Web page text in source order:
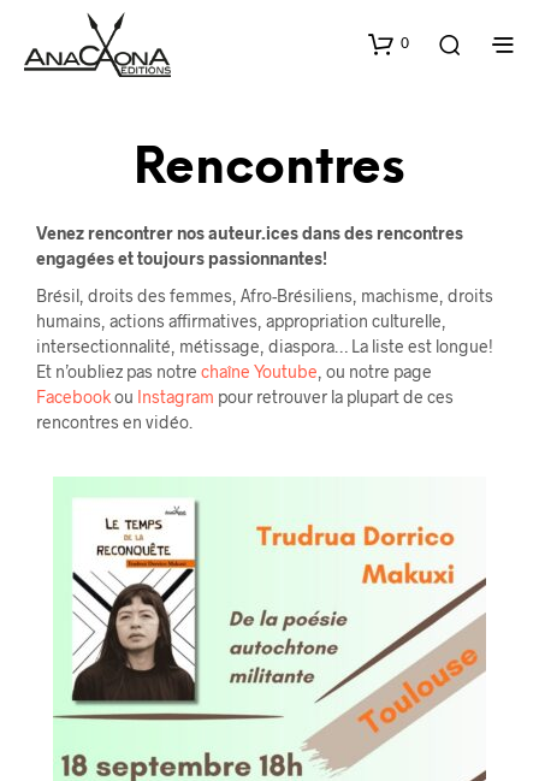
0
Rencontres
Venez rencontrer nos auteur.ices dans des rencontres
engagées et toujours passionnantes!
Brésil, droits des femmes, Afro-Brésiliens, machisme, droits
humains, actions affirmatives, appropriation culturelle,
intersectionnalité, métissage, diaspora… La liste est longue!
Et n’oubliez pas notre chaîne Youtube , ou notre page
Facebookou Instagram pour retrouver la plupart de ces
rencontres en vidéo.